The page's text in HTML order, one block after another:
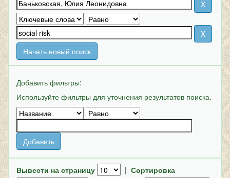
Начать новый поиск
Добавить фильтры:
Используйте фильтры для уточнения результатов поиска.
Вывести на страницу | Сортировка